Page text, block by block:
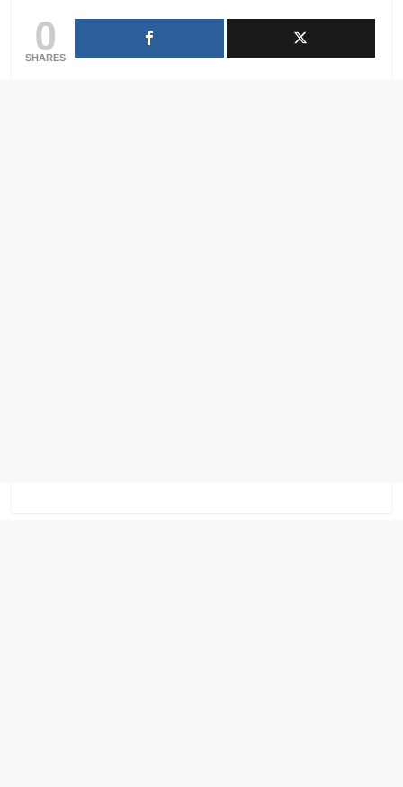
0
SHARES